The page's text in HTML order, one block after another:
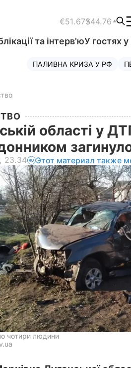
€51.67$44.76
та інтерв'юУ гостях
ПАЛИВНА КРИЗА У РФ
області у
23.34 Этот материал также
чотири людини